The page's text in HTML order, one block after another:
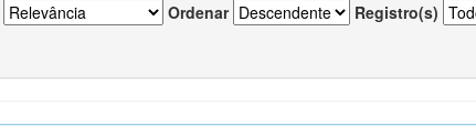
Ordenar Registro(s)